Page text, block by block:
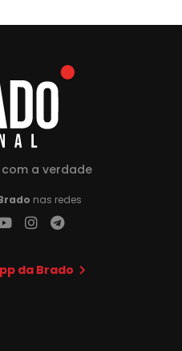
com a verdade
nas redes
da Brado